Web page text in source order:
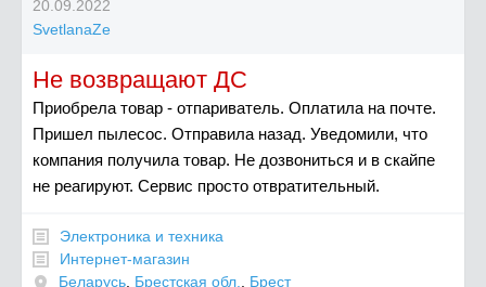
20.09.2022
SvetlanaZe
Не возвращают ДС
Приобрела товар - отпариватель. Оплатила на почте.
Пришел пылесос. Отправила назад. Уведомили, что
компания получила товар. Не дозвониться и в скайпе
не реагируют. Сервис просто отвратительный.
Электроника и техника
Интернет-магазин
Беларусь, Брестская обл., Брест